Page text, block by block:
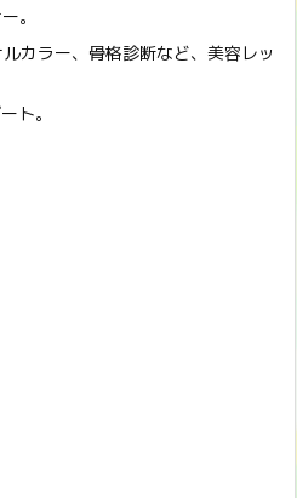
。
カラー、骨格診断など、美容レッ
ト。